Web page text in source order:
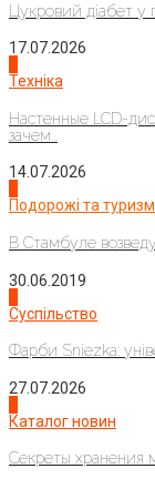
Цукровий діабет у
17.07.2026
Техніка
Настенные LCD-
зачем...
14.07.2026
Подорожі та туризм
В Стамбуле
30.06.2019
Суспільство
Фарби Sniezka:
27.07.2026
Каталог новин
Секреты хранения